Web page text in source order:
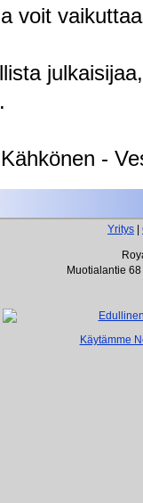
voit
-
Yritys
Muotialantie
Käytämme